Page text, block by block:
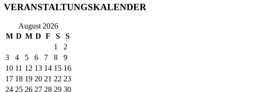
VERANSTALTUNGSKALENDER
August 2026
M D M D F S
S
1
2
3
4 5 6 7 8
9
10 11 12 13 14 15 16
17 18 19 20 21 22 23
24 25 26 27 28 29 30